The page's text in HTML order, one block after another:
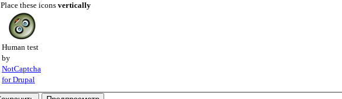
Place these icons vertically
Human test
by
NotCaptcha
for Drupal